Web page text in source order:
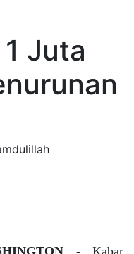
Juta
-Kabar